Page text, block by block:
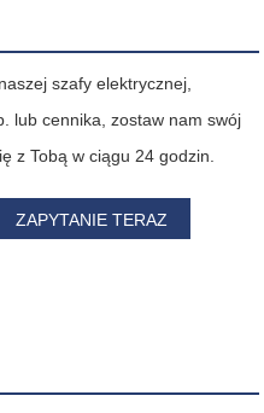
szafy elektrycznej,
lub cennika, zostaw nam swój
z Tobą w ciągu 24 godzin.